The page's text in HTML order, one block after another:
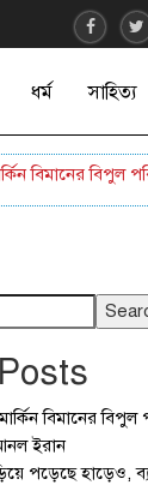
ধর্ম সাহিত্য
বিপুল
বিমানের বিপুল
ইরান
পড়েছে হাড়েও,